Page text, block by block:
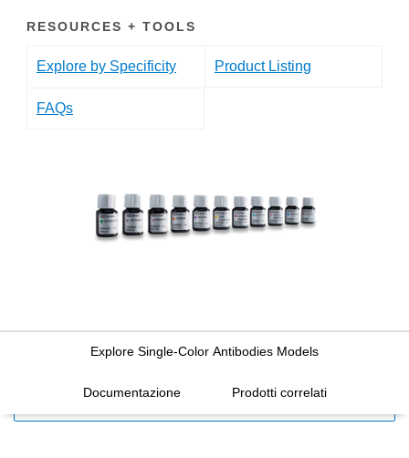
RESOURCES + TOOLS
Explore by Specificity Product Listing
FAQs
Explore Single-Color Antibodies Models
Documentazione Prodotti correlati